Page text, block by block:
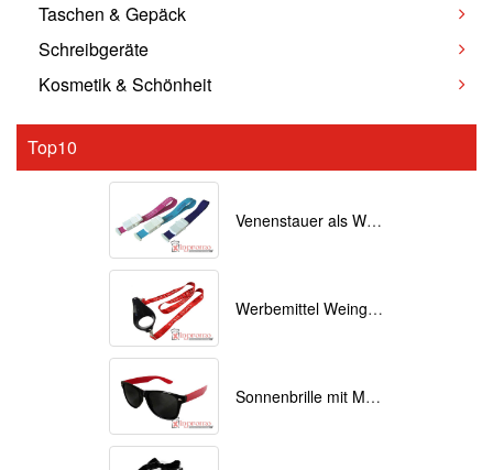
Taschen & Gepäck
Schreibgeräte
Kosmetik & Schönheit
Top10
Venenstauer als Werbemittel bedrucken
Werbemittel Weinglas Lanyards bedrucken
Sonnenbrille mit Motiv bedruckt